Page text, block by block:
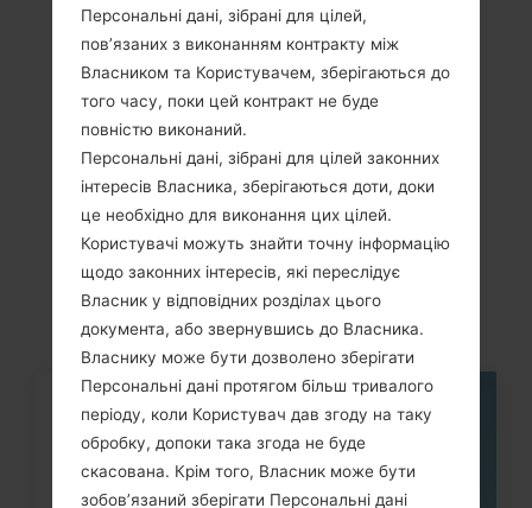
Previous 1 Next
Статті
LGH735P(LGH735P)
akaLG G4 Beat
Персональні дані, зібрані для цілей,
пов’язаних з виконанням контракту між
Власником та Користувачем, зберігаються до
того часу, поки цей контракт не буде
повністю виконаний.
Персональні дані, зібрані для цілей законних
інтересів Власника, зберігаються доти, доки
це необхідно для виконання цих цілей.
Користувачі можуть знайти точну інформацію
щодо законних інтересів, які переслідує
Власник у відповідних розділах цього
документа, або звернувшись до Власника.
Власнику може бути дозволено зберігати
Персональні дані протягом більш тривалого
періоду, коли Користувач дав згоду на таку
обробку, допоки така згода не буде
скасована. Крім того, Власник може бути
зобов’язаний зберігати Персональні дані